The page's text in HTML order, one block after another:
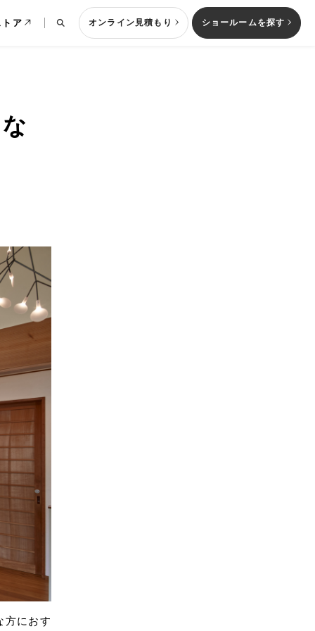
トア オンライン見積もり ショールームを探す
方におす